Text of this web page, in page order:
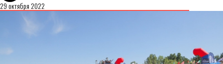
29 октября 2022